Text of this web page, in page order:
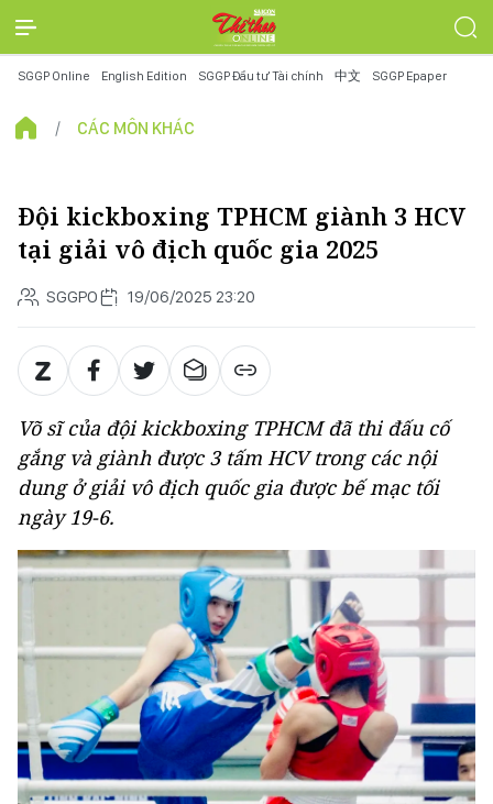
SGGP Online English Edition SGGP Đầu tư Tài chính 中文 SGGP Epaper
CÁC MÔN KHÁC
Đội kickboxing TPHCM giành 3 HCV
tại giải vô địch quốc gia 2025
SGGPO 19/06/2025 23:20
Võ sĩ của đội kickboxing TPHCM đã thi đấu cố
gắng và giành được 3 tấm HCV trong các nội
dung ở giải vô địch quốc gia được bế mạc tối
ngày 19-6.